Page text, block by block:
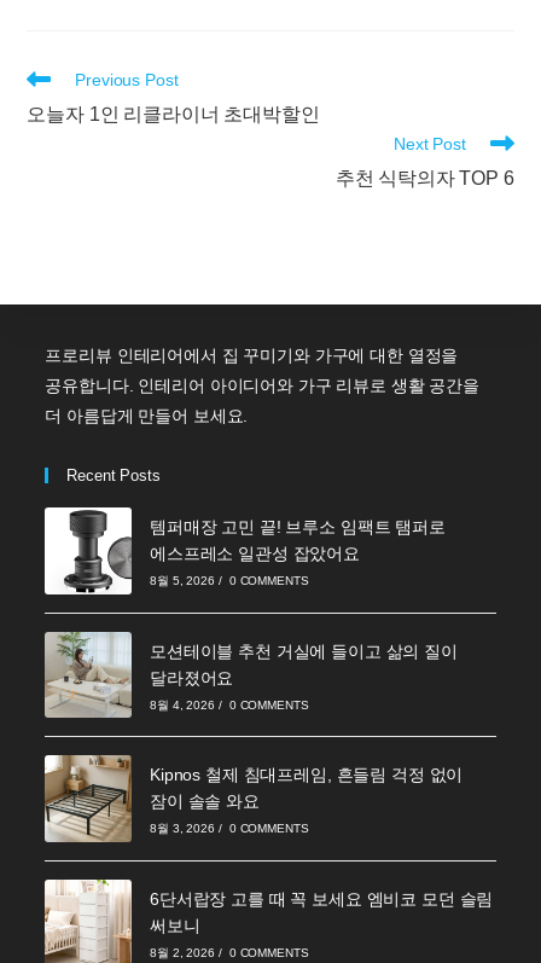
Read
articles
Previous Post
오늘자 1인 리클라이너 초대박할인
Next Post
추천 식탁의자 TOP 6
프로리뷰 인테리어에서 집 꾸미기와 가구에 대한 열정을
공유합니다. 인테리어 아이디어와 가구 리뷰로 생활 공간을
더 아름답게 만들어 보세요.
Recent Posts
템퍼매장 고민 끝! 브루소 임팩트 탬퍼로
에스프레소 일관성 잡았어요
8월 5, 2026 / 0 COMMENTS
모션테이블 추천 거실에 들이고 삶의 질이
달라졌어요
8월 4, 2026 / 0 COMMENTS
Kipnos 철제 침대프레임, 흔들림 걱정 없이
잠이 솔솔 와요
8월 3, 2026 / 0 COMMENTS
6단서랍장 고를 때 꼭 보세요 엠비코 모던 슬림
써보니
8월 2, 2026 / 0 COMMENTS